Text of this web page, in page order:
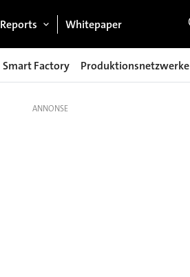
Reports Whitepaper
Smart Factory Produktionsnetzwerke